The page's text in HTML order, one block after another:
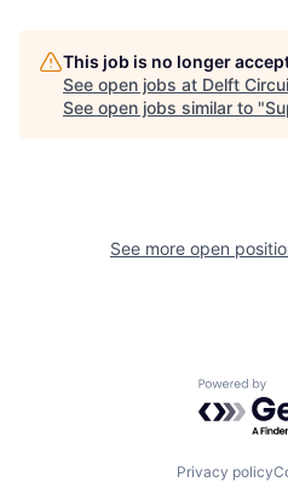
This job is no longer
See open jobs at Delft
See open jobs similar to "
See more open
Powered
Privacy policy